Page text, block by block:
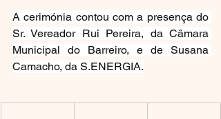
A cerimónia contou com a presença do
Sr. Vereador Rui Pereira, da Câmara
Municipal do Barreiro, e de Susana
Camacho, da S.ENERGIA.